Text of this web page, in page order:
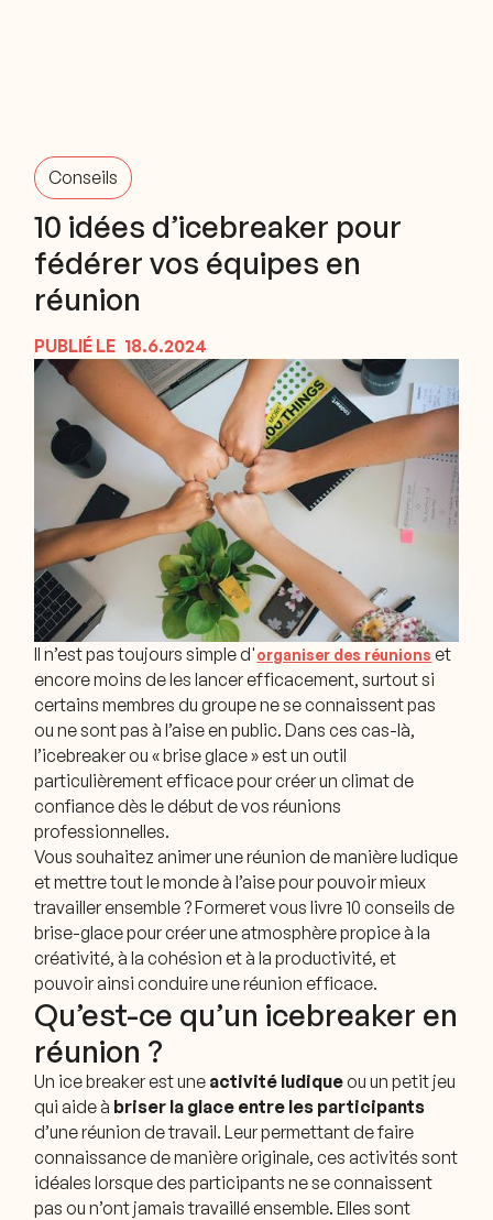
Conseils
10 idées d’icebreaker pour
fédérer vos équipes en
réunion
PUBLIÉ LE 18.6.2024
Il n’est pas toujours simple d'organiser des réunions et
encore moins de les lancer efficacement, surtout si
certains membres du groupe ne se connaissent pas
ou ne sont pas à l’aise en public. Dans ces cas-là,
l’icebreaker ou « brise glace » est un outil
particulièrement efficace pour créer un climat de
confiance dès le début de vos réunions
professionnelles.
Vous souhaitez animer une réunion de manière ludique
et mettre tout le monde à l’aise pour pouvoir mieux
travailler ensemble ? Formeret vous livre 10 conseils de
brise-glace pour créer une atmosphère propice à la
créativité, à la cohésion et à la productivité, et
pouvoir ainsi conduire une réunion efficace.
Qu’est-ce qu’un icebreaker en
réunion ?
Un ice breaker est une activité ludiqueou un petit jeu
qui aide à briser la glace entre les participants
d’une réunion de travail. Leur permettant de faire
connaissance de manière originale, ces activités sont
idéales lorsque des participants ne se connaissent
pas ou n’ont jamais travaillé ensemble. Elles sont